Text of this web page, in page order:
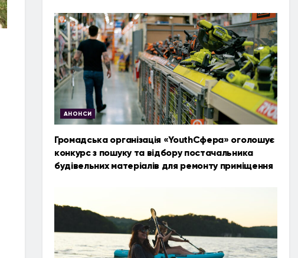
АНОНСИ
Громадська організація «YouthСфера» оголошує
конкурс з пошуку та відбору постачальника
будівельних матеріалів для ремонту приміщення